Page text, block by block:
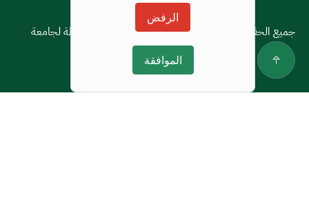
سياسة الاستخدام
جميع الحقوق محفوظة © 2026 جميع الحقوق محفوظة لجامعة
الجوف
الرفض
الموافقة